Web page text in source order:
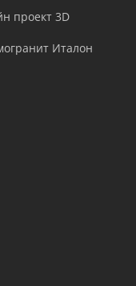
проект 3D
Италон